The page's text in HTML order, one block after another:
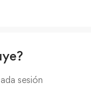
sesión